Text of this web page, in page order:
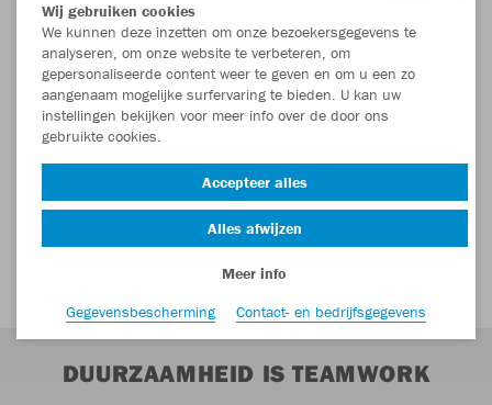
DUURZAAMHEID IS TEAMWORK
Wij gebruiken cookies
We kunnen deze inzetten om onze bezoekersgegevens te
analyseren, om onze website te verbeteren, om
gepersonaliseerde content weer te geven en om u een zo
aangenaam mogelijke surfervaring te bieden. U kan uw
instellingen bekijken voor meer info over de door ons
gebruikte cookies.
Accepteer alles
Alles afwijzen
Meer info
Gegevensbescherming
Contact- en bedrijfsgegevens